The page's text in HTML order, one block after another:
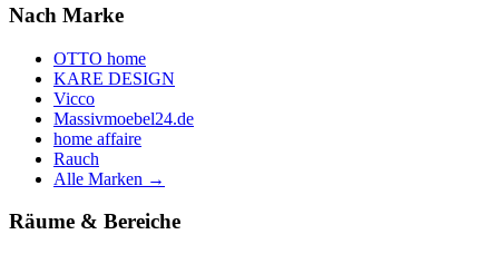
Nach Marke
OTTO home
KARE DESIGN
Vicco
Massivmoebel24.de
home affaire
Rauch
Alle Marken →
Räume & Bereiche